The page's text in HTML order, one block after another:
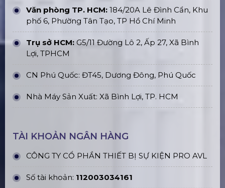
Văn phòng TP. HCM: 184/20A Lê Đình Cẩn, Khu
phố 6, Phường Tân Tạo, TP Hồ Chí Minh
Trụ sở HCM: G5/11 Đường Lô 2, Ấp 27, Xã Bình
Lợi, TPHCM
CN Phú Quốc: ĐT45, Dương Đông, Phú Quốc
Nhà Máy Sản Xuất: Xã Bình Lợi, TP. HCM
TÀI KHOẢN NGÂN HÀNG
CÔNG TY CỔ PHẦN THIẾT BỊ SỰ KIỆN PRO AVL
Số tài khoản: 112003034161